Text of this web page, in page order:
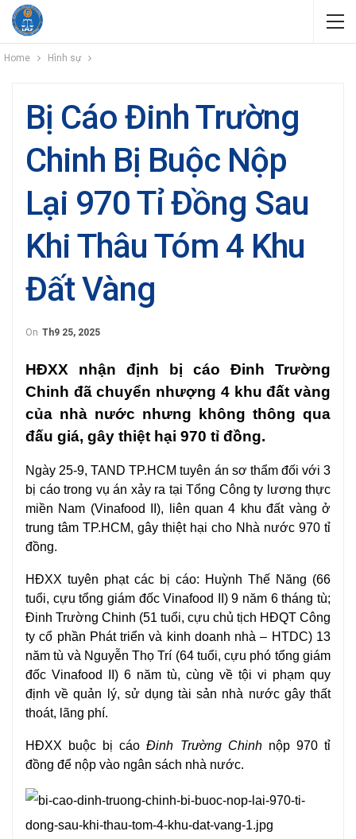
Home Hình sự
Bị Cáo Đinh Trường
Chinh Bị Buộc Nộp
Lại 970 Tỉ Đồng Sau
Khi Thâu Tóm 4 Khu
Đất Vàng
On Th9 25, 2025
HĐXX nhận định bị cáo Đinh Trường
Chinh đã chuyển nhượng 4 khu đất vàng
của nhà nước nhưng không thông qua
đấu giá, gây thiệt hại 970 tỉ đồng.
Ngày 25-9, TAND TP.HCM tuyên án sơ thẩm đối với 3
bị cáo trong vụ án xảy ra tại Tổng Công ty lương thực
miền Nam (Vinafood II), liên quan 4 khu đất vàng ở
trung tâm TP.HCM, gây thiệt hại cho Nhà nước 970 tỉ
đồng.
HĐXX tuyên phạt các bị cáo: Huỳnh Thế Năng (66
tuổi, cựu tổng giám đốc Vinafood II) 9 năm 6 tháng tù;
Đinh Trường Chinh (51 tuổi, cựu chủ tịch HĐQT Công
ty cổ phần Phát triển và kinh doanh nhà – HTDC) 13
năm tù và Nguyễn Thọ Trí (64 tuổi, cựu phó tổng giám
đốc Vinafood II) 6 năm tù, cùng về tội vi phạm quy
định vềquản lý, sử dụng tài sản nhà nước gây thất
thoát, lãng phí.
HĐXX buộc bị cáoĐinh Trường Chinhnộp 970 tỉ
đồng để nộp vào ngân sách nhà nước.